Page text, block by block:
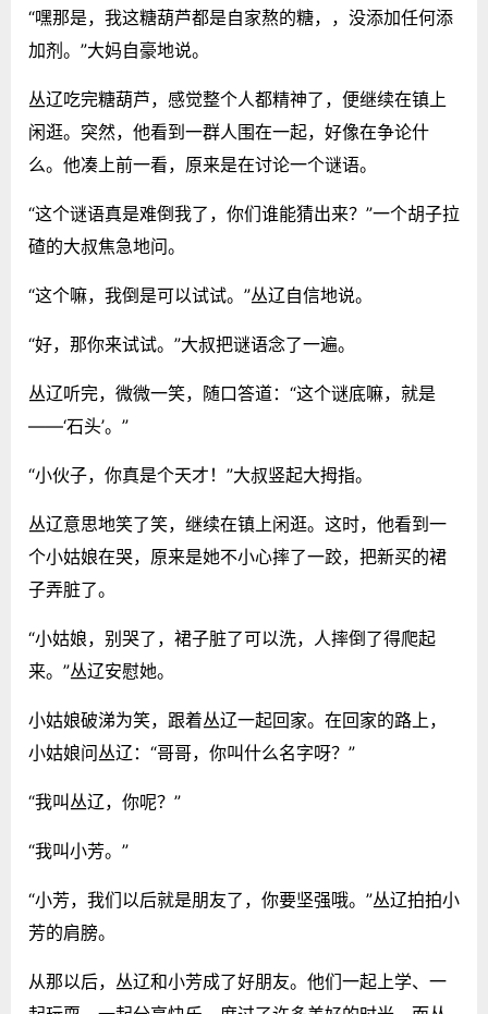
“嘿那是，我这糖葫芦都是自家熬的糖，，没添加任何添
加剂。”大妈自豪地说。
丛辽吃完糖葫芦，感觉整个人都精神了，便继续在镇上
闲逛。突然，他看到一群人围在一起，好像在争论什
么。他凑上前一看，原来是在讨论一个谜语。
“这个谜语真是难倒我了，你们谁能猜出来？”一个胡子拉
碴的大叔焦急地问。
“这个嘛，我倒是可以试试。”丛辽自信地说。
“好，那你来试试。”大叔把谜语念了一遍。
丛辽听完，微微一笑，随口答道：“这个谜底嘛，就是
——‘石头’。”
“小伙子，你真是个天才！”大叔竖起大拇指。
丛辽意思地笑了笑，继续在镇上闲逛。这时，他看到一
个小姑娘在哭，原来是她不小心摔了一跤，把新买的裙
子弄脏了。
“小姑娘，别哭了，裙子脏了可以洗，人摔倒了得爬起
来。”丛辽安慰她。
小姑娘破涕为笑，跟着丛辽一起回家。在回家的路上，
小姑娘问丛辽：“哥哥，你叫什么名字呀？”
“我叫丛辽，你呢？”
“我叫小芳。”
“小芳，我们以后就是朋友了，你要坚强哦。”丛辽拍拍小
芳的肩膀。
从那以后，丛辽和小芳成了好朋友。他们一起上学、一